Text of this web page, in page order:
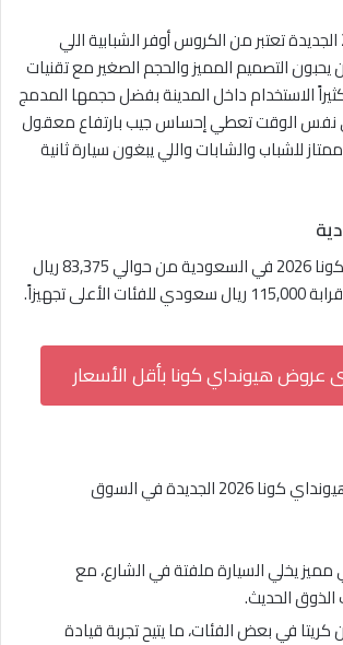
2026 الجديدة تعتبر من الكروس أوفر الشبابية اللي
التصميم المميز والحجم الصغير مع تقنيات
الاستخدام داخل المدينة بفضل حجمها المدمج
نفس الوقت تعطي إحساس جيب بارتفاع معقول
للشباب والشابات واللي يبغون سيارة ثانية
تبدأ أسعار هيونداي كونا 2026 في السعودية من حوالي 83,375 ريال
تجهيزاً.
هيونداي كونا بأقل الأسعار
وفيما يلي أبرز مزايا هيونداي كونا 2026 الجديدة في السوق
يخلي السيارة ملفتة في الشارع، مع
الحديث.
كريتا في بعض الفئات، ما يتيح تجربة قيادة